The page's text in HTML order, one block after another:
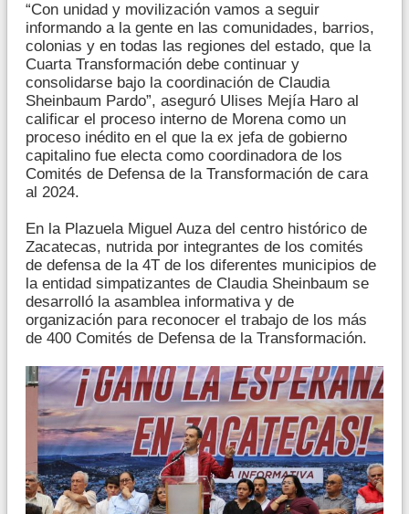
“Con unidad y movilización vamos a seguir
informando a la gente en las comunidades, barrios,
colonias y en todas las regiones del estado, que la
Cuarta Transformación debe continuar y
consolidarse bajo la coordinación de Claudia
Sheinbaum Pardo”, aseguró Ulises Mejía Haro al
calificar el proceso interno de Morena como un
proceso inédito en el que la ex jefa de gobierno
capitalino fue electa como coordinadora de los
Comités de Defensa de la Transformación de cara
al 2024.
En la Plazuela Miguel Auza del centro histórico de
Zacatecas, nutrida por integrantes de los comités
de defensa de la 4T de los diferentes municipios de
la entidad simpatizantes de Claudia Sheinbaum se
desarrolló la asamblea informativa y de
organización para reconocer el trabajo de los más
de 400 Comités de Defensa de la Transformación.